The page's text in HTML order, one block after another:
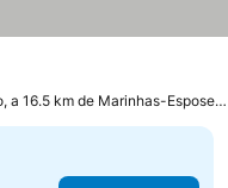
a 16.5 km de Marinhas-